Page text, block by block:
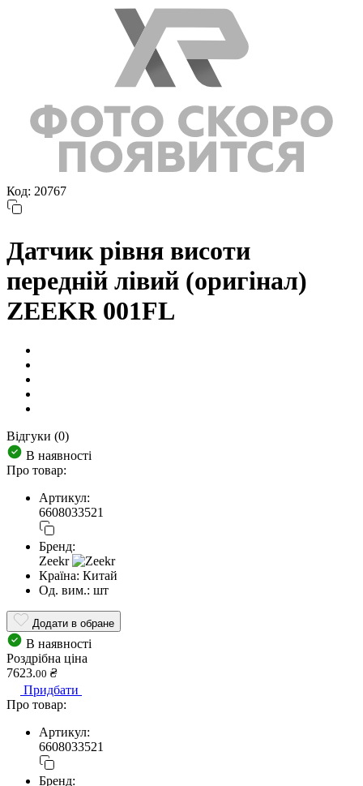
Код: 20767
Датчик рівня висоти
передній лівий (оригінал)
ZEEKR 001FL
Відгуки (0)
В наявності
Про товар:
Артикул:
6608033521
Бренд:
Zeekr
Країна: Китай
Од. вим.: шт
Додати в обране
В наявності
Роздрібна ціна
7623.00 ₴
Придбати
Про товар:
Артикул:
6608033521
Бренд: